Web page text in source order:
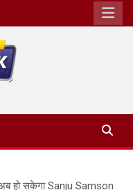
हो सकेगा Sanju Samson